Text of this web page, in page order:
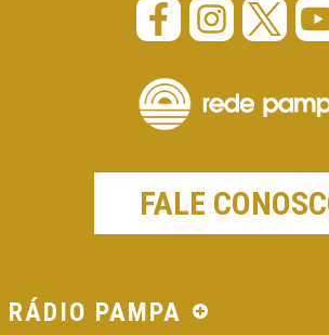
FALE
RÁDIO PAMPA